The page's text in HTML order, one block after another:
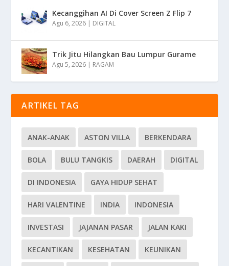
Kecanggihan AI Di Cover Screen Z Flip 7
Agu 6, 2026 | DIGITAL
Trik Jitu Hilangkan Bau Lumpur Gurame
Agu 5, 2026 | RAGAM
ARTIKEL TAG
ANAK-ANAK ASTON VILLA BERKENDARA
BOLA BULU TANGKIS DAERAH DIGITAL
DI INDONESIA GAYA HIDUP SEHAT
HARI VALENTINE INDIA INDONESIA
INVESTASI JAJANAN PASAR JALAN KAKI
KECANTIKAN KESEHATAN KEUNIKAN